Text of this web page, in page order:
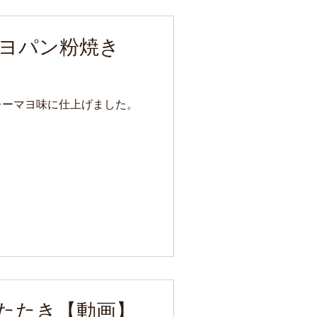
パン粉焼き
マヨ味に仕上げました。
たき【動画】